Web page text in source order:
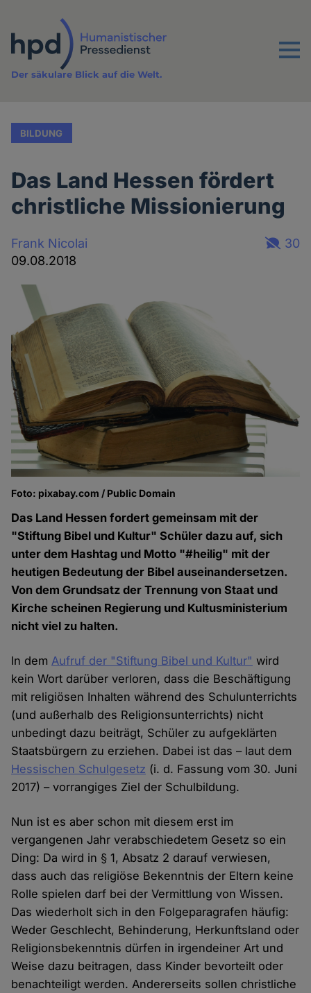
Inhalt
Menu
Der säkulare Blick auf die Welt.
BILDUNG
Das Land Hessen fördert
christliche Missionierung
Frank Nicolai
09.08.2018
30
Foto: pixabay.com / Public Domain
Das Land Hessen fordert gemeinsam mit der
"Stiftung Bibel und Kultur" Schüler dazu auf, sich
unter dem Hashtag und Motto "#heilig" mit der
heutigen Bedeutung der Bibel auseinandersetzen.
Von dem Grundsatz der Trennung von Staat und
Kirche scheinen Regierung und Kultusministerium
nicht viel zu halten.
In demAufruf der "Stiftung Bibel und Kultur" wird
kein Wort darüber verloren, dass die Beschäftigung
mit religiösen Inhalten während des Schulunterrichts
(und außerhalb des Religionsunterrichts) nicht
unbedingt dazu beiträgt, Schüler zu aufgeklärten
Staatsbürgern zu erziehen. Dabei ist das – laut dem
Hessischen Schulgesetz (i. d. Fassung vom 30. Juni
2017) – vorrangiges Ziel der Schulbildung.
Nun ist es aber schon mit diesem erst im
vergangenen Jahr verabschiedetem Gesetz so ein
Ding: Da wird in § 1, Absatz 2 darauf verwiesen,
dass auch das religiöse Bekenntnis der Eltern keine
Rolle spielen darf bei der Vermittlung von Wissen.
Das wiederholt sich in den Folgeparagrafen häufig:
Weder Geschlecht, Behinderung, Herkunftsland oder
Religionsbekenntnis dürfen in irgendeiner Art und
Weise dazu beitragen, dass Kinder bevorteilt oder
benachteiligt werden. Andererseits sollen christliche